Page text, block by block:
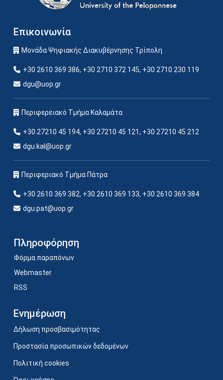
Επικοινωνία
Μονάδα Ψηφιακής Διακυβέρνησης Τρίπολη
+30 2610 369 386, +30 2710 372 145, +30 2710 230 119
dgu@uop.gr
Περιφερειακό Τμήμα Καλαμάτα
+30 27210 45 194, +30 27210 45 121, +30 27210 45 212
dgu.kal@uop.gr
Περιφεριακό Τμήμα Πάτρα
+30 2610 369 382, +30 2610 369 133, +30 2610 369 384
dgu.pat@uop.gr
Πληροφόρηση
Φόρμα παραπόνων
Webmaster
RSS
Ενημέρωση
Δήλωση προσβασιμότητας
Προστασία προσωπικών δεδομένων
Πολιτική cookies